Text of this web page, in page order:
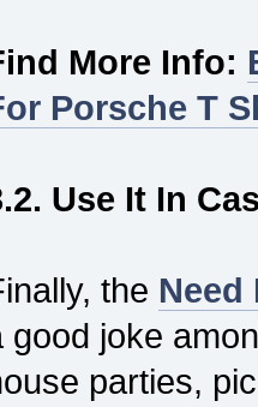
More Info:
Porsche T
Use It In
the Need
good joke
parties,